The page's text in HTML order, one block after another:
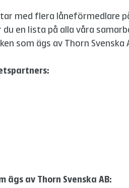
med flera låneförmedlare
en lista på alla våra
som ägs av Thorn Svenska
ägs av Thorn Svenska AB: